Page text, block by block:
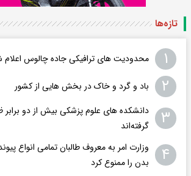
تازه‌ها
۱ محدودیت های ترافیکی جاده چالوس اعلام
۲ باد و گرد و خاک در بخش هایی از کشور
۳
دانشکده های علوم پزشکی بیش از دو
گرفته‌اند
۴
وزارت امر به معروف طالبان تمامی انواع
بدن را ممنوع کرد